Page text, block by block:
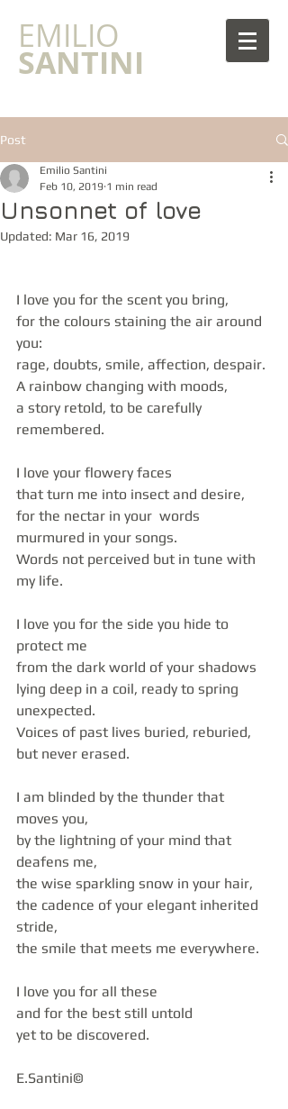
​EMILIO
SANTINI
Post
Unsonnet of love
Emilio Santini
Feb 10, 2019 1 min read
Updated: Mar 16, 2019
I love you for the scent you bring,
for the colours staining the air around
you:
rage, doubts, smile, affection, despair.
A rainbow changing with moods,
a story retold, to be carefully
remembered.
I love your flowery faces
that turn me into insect and desire,
for the nectar in your  words
murmured in your songs.
Words not perceived but in tune with
my life.
I love you for the side you hide to
protect me
from the dark world of your shadows
lying deep in a coil, ready to spring
unexpected.
Voices of past lives buried, reburied,
but never erased.
I am blinded by the thunder that
moves you,
by the lightning of your mind that
deafens me,
the wise sparkling snow in your hair,
the cadence of your elegant inherited
stride,
the smile that meets me everywhere.
I love you for all these
and for the best still untold
yet to be discovered.
E.Santini©